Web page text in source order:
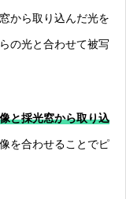
から取り込んだ光を
の光と合わせて被写
と採光窓から取り込
を合わせることでピ